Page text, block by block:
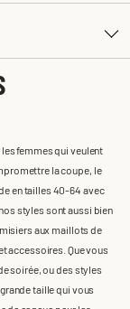
femmes qui veulent
la coupe, le
en tailles 40-64 avec
styles sont aussi bien
aux maillots de
accessoires. Que vous
soirée, ou des styles
taille qui vous